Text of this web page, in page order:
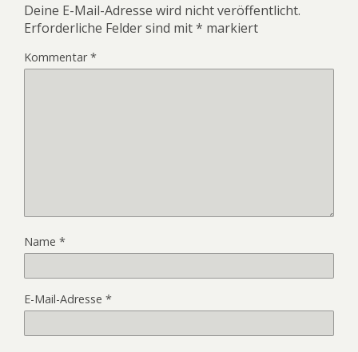
Deine E-Mail-Adresse wird nicht veröffentlicht.
Erforderliche Felder sind mit* markiert
Kommentar*
Name *
E-Mail-Adresse *